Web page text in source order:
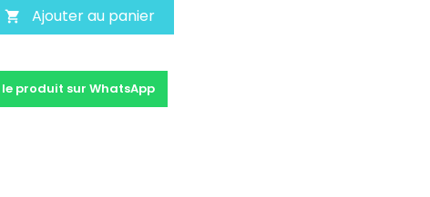
 Ajouter au panier
produit sur WhatsApp